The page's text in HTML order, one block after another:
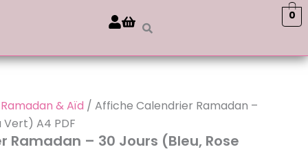
0
Ramadan & Aïd / Affiche Calendrier Ramadan –
Vert) A4 PDF
Ramadan – 30 Jours (Bleu, Rose